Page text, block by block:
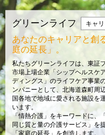
グリーンライフ キャ
あなたのキャリアと創
庭の延長」。
私たちグリーンライフは、東証
市場上場企業「シップヘルスケ
ディングス」のライフケア事業
ンパニーとして、北海道森町周
国各地で地域に愛される施設を
います。
「情熱介護」をキーワードに、
同じ質と量の介護サービス」を
「家庭の延長」を創造します。